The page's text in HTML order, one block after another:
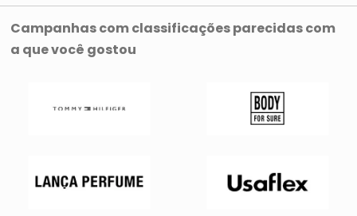
Campanhas com classificações parecidas com
a que você gostou